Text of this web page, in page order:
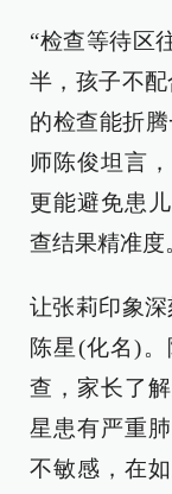
“检查等待区
半，孩子不
的检查能折
师陈俊坦言
更能避免患
查结果精准度
让张莉印象
陈星(化名)
查，家长了
星患有严重
不敏感，在